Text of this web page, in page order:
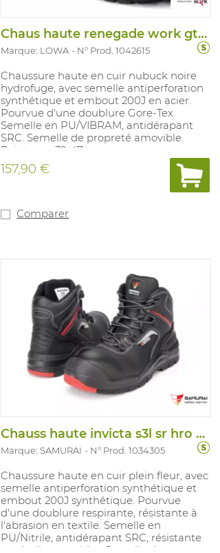
Chaus haute renegade work gtx black s3
Marque: LOWA N° Prod. 1042615
Chaussure haute en cuir nubuck noire
hydrofuge, avec semelle antiperforation
synthétique et embout 200J en acier.
Pourvue d'une doublure Gore-Tex.
Semelle en PU/VIBRAM, antidérapant
SRC. Semelle de propreté amovible.
Pointures: 39-47.
157,90 €
Comparer
Chauss haute invicta s3l sr hro fo hi ci
Marque: SAMURAI N° Prod. 1034305
Chaussure haute en cuir plein fleur, avec
semelle antiperforation synthétique et
embout 200J synthétique. Pourvue
d'une doublure respirante, résistante à
l'abrasion en textile. Semelle en
PU/Nitrile, antidérapant SRC, résistante
aux huiles et acides. Semelle de